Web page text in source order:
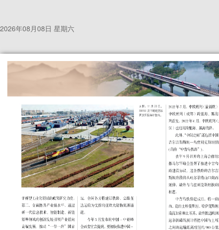
2026年08月08日 星期六